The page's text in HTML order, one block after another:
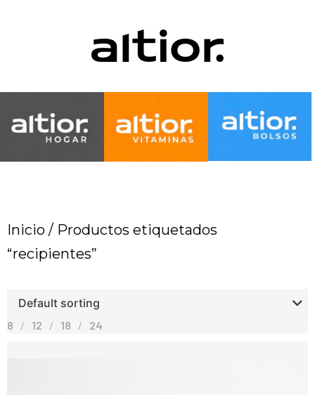
Inicio / Productos etiquetados
“recipientes”
8 12 18 24